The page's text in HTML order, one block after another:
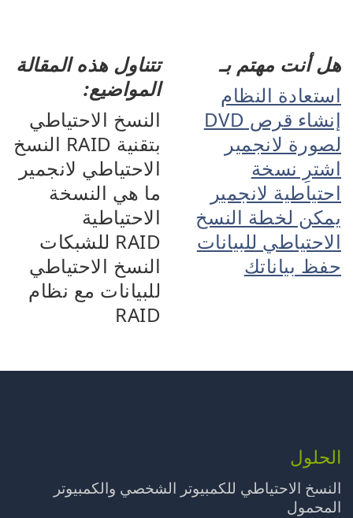
تتناول هذه المقالة
المواضيع:
النسخ الاحتياطي
بتقنية RAID النسخ
الاحتياطي لانجمير
ما هي النسخة
الاحتياطية
RAID للشبكات
النسخ الاحتياطي
للبيانات مع نظام
RAID
هل أنت مهتم بـ
استعادة النظام
إنشاء قرص DVD
لصورة لانجمير
اشترِ نسخة
احتياطية لانجمير
يمكن لخطة النسخ
الاحتياطي للبيانات
حفظ بياناتك
الحلول
النسخ الاحتياطي للكمبيوتر الشخصي والكمبيوتر
المحمول